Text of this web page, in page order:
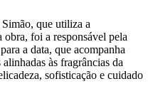
que utiliza a
obra, foi a responsável pela
a data, que acompanha
às fragrâncias da
sofisticação e cuidado